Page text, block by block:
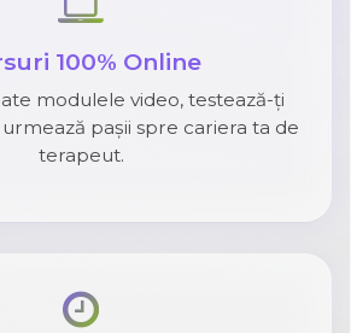
100% Online
modulele video, testează-ți
pașii spre cariera ta de
terapeut.